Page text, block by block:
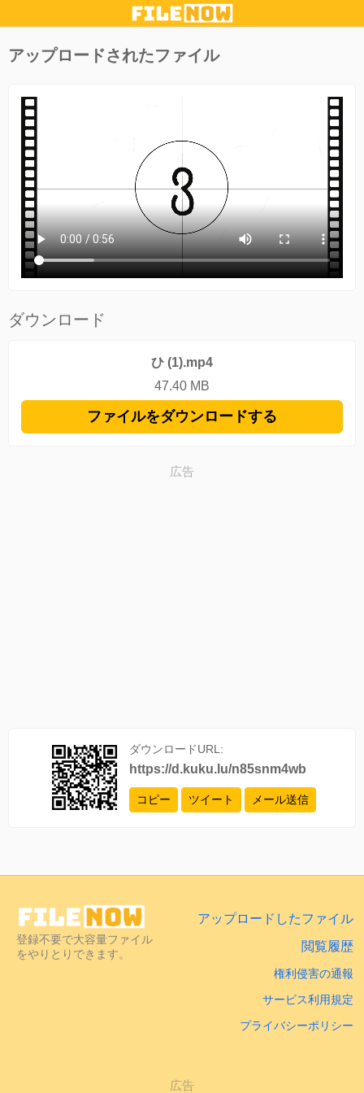
アップロードされたファイル
ダウンロード
ひ (1).mp4
47.40 MB
ファイルをダウンロードする
広告
ダウンロードURL:
https://d.kuku.lu/n85snm4wb
コピー ツイート メール送信
登録不要で大容量ファイル
をやりとりできます。
アップロードしたファイル
閲覧履歴
権利侵害の通報
サービス利用規定
プライバシーポリシー
広告